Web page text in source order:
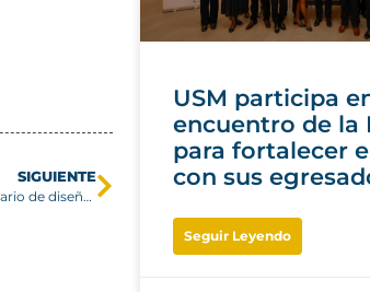
SIGUIENTE
Estudiantes de la Sede Viña del Mar realizan seminario de diseño en ingeniería aplicando inteligencia artificial
USM participa
encuentro de la
para fortalecer
con sus
Seguir Leyendo